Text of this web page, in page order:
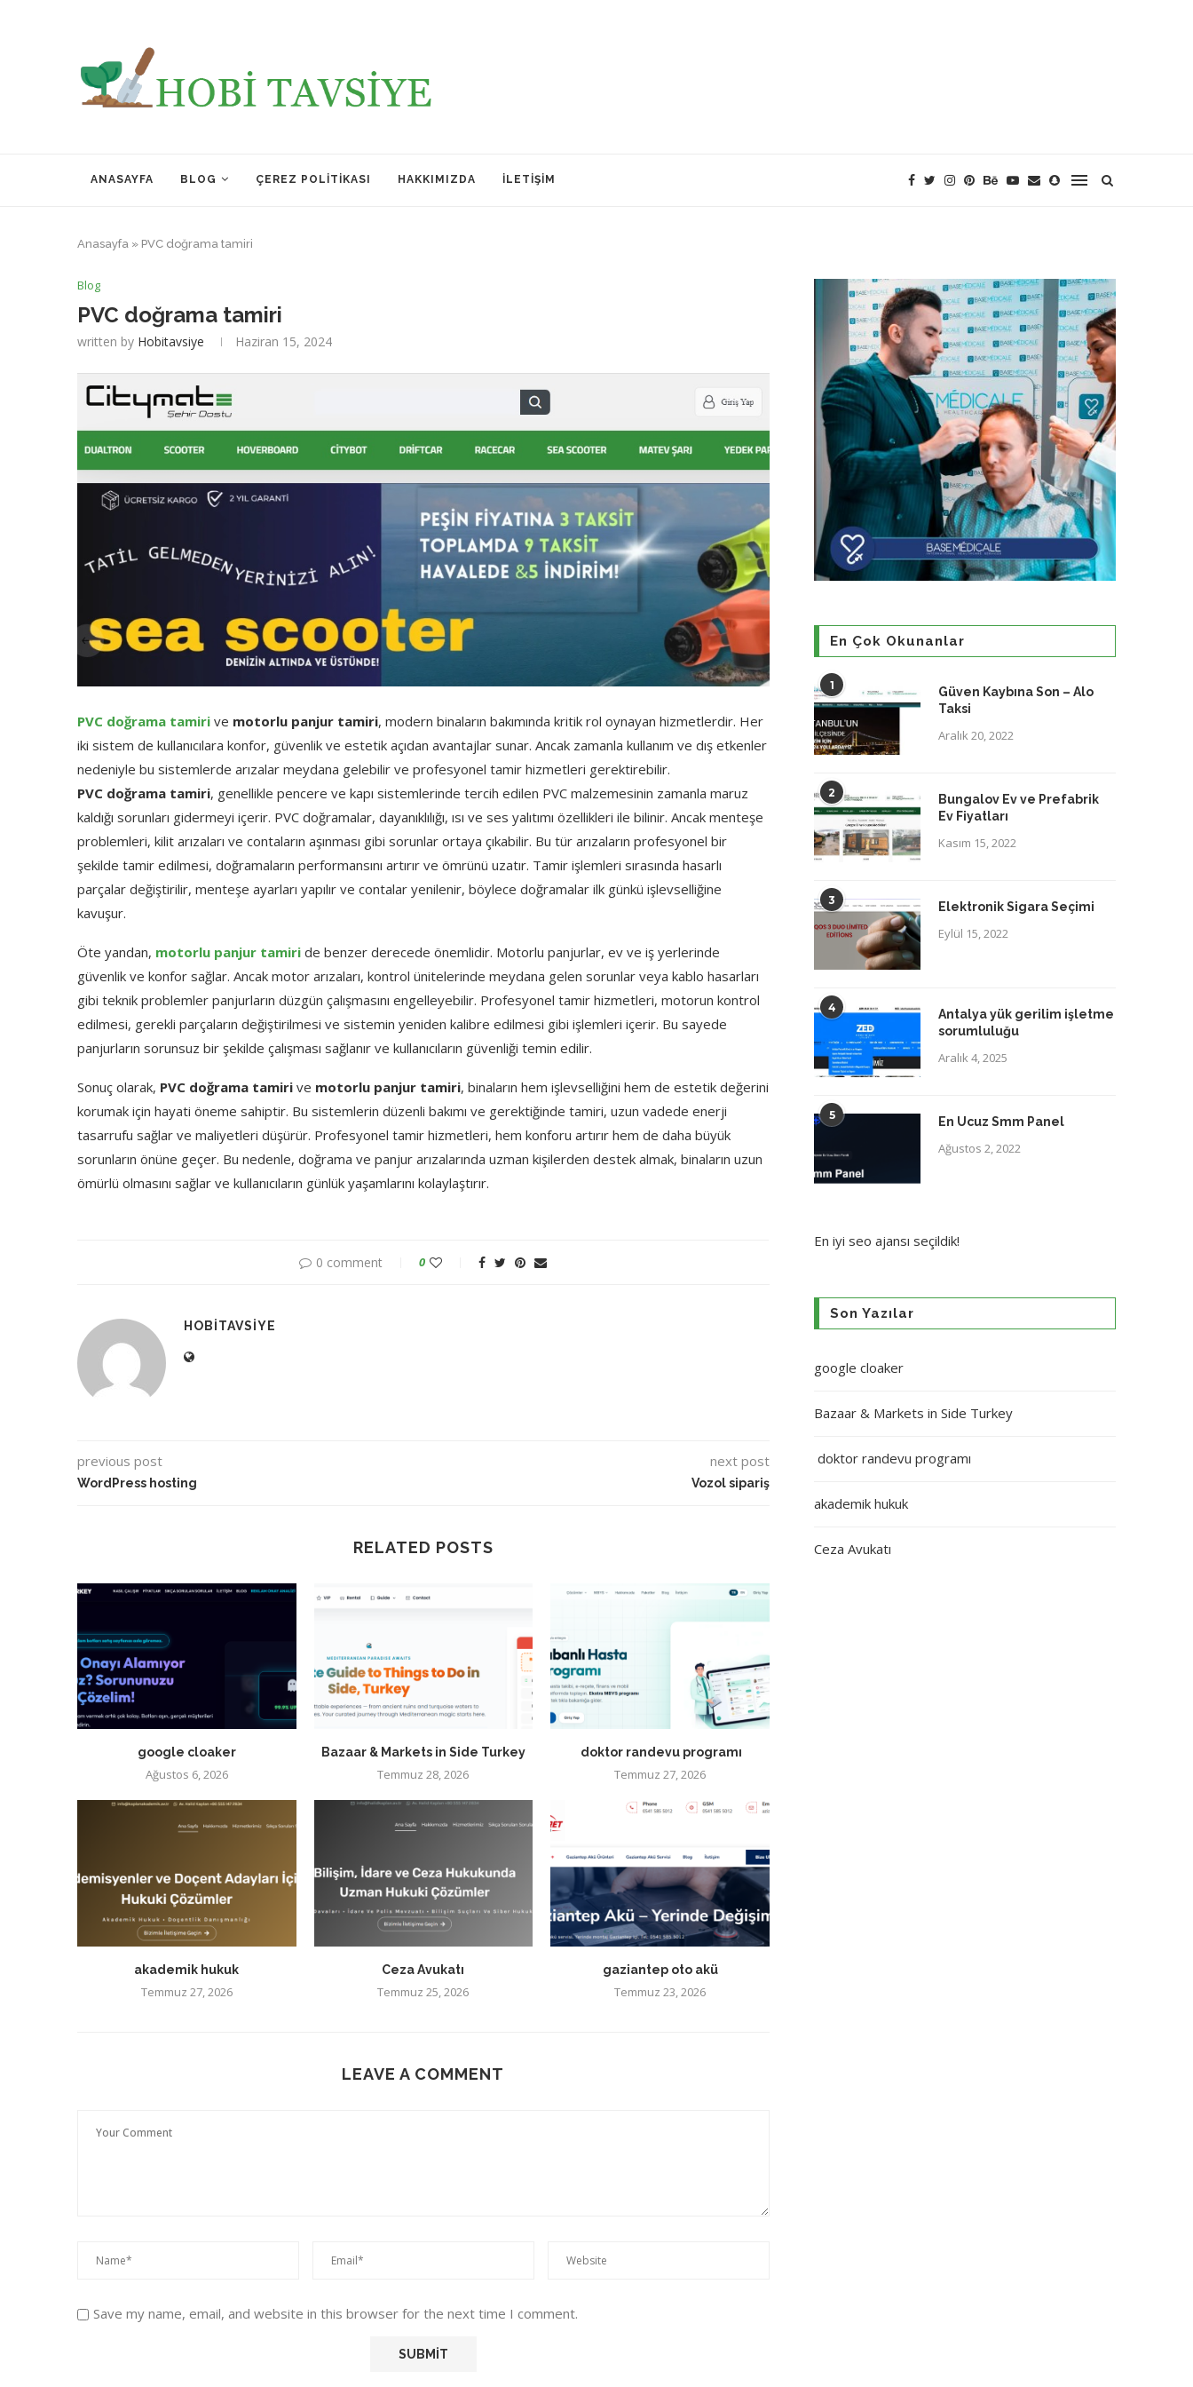
ANASAYFA BLOG ÇEREZ POLITIKASI HAKKIMIZDA İLETIŞIM
Anasayfa » PVC doğrama tamiri
Blog
PVC doğrama tamiri
written by Hobitavsiye Haziran 15, 2024
PVC doğrama tamiri ve motorlu panjur tamiri, modern binaların bakımında kritik rol oynayan hizmetlerdir. Her
iki sistem de kullanıcılara konfor, güvenlik ve estetik açıdan avantajlar sunar. Ancak zamanla kullanım ve dış etkenler
nedeniyle bu sistemlerde arızalar meydana gelebilir ve profesyonel tamir hizmetleri gerektirebilir.
PVC doğrama tamiri, genellikle pencere ve kapı sistemlerinde tercih edilen PVC malzemesinin zamanla maruz
kaldığı sorunları gidermeyi içerir. PVC doğramalar, dayanıklılığı, ısı ve ses yalıtımı özellikleri ile bilinir. Ancak menteşe
problemleri, kilit arızaları ve contaların aşınması gibi sorunlar ortaya çıkabilir. Bu tür arızaların profesyonel bir
şekilde tamir edilmesi, doğramaların performansını artırır ve ömrünü uzatır. Tamir işlemleri sırasında hasarlı
parçalar değiştirilir, menteşe ayarları yapılır ve contalar yenilenir, böylece doğramalar ilk günkü işlevselliğine
kavuşur.
Öte yandan, motorlu panjur tamiri de benzer derecede önemlidir. Motorlu panjurlar, ev ve iş yerlerinde
güvenlik ve konfor sağlar. Ancak motor arızaları, kontrol ünitelerinde meydana gelen sorunlar veya kablo hasarları
gibi teknik problemler panjurların düzgün çalışmasını engelleyebilir. Profesyonel tamir hizmetleri, motorun kontrol
edilmesi, gerekli parçaların değiştirilmesi ve sistemin yeniden kalibre edilmesi gibi işlemleri içerir. Bu sayede
panjurların sorunsuz bir şekilde çalışması sağlanır ve kullanıcıların güvenliği temin edilir.
Sonuç olarak, PVC doğrama tamiri ve motorlu panjur tamiri, binaların hem işlevselliğini hem de estetik değerini
korumak için hayati öneme sahiptir. Bu sistemlerin düzenli bakımı ve gerektiğinde tamiri, uzun vadede enerji
tasarrufu sağlar ve maliyetleri düşürür. Profesyonel tamir hizmetleri, hem konforu artırır hem de daha büyük
sorunların önüne geçer. Bu nedenle, doğrama ve panjur arızalarında uzman kişilerden destek almak, binaların uzun
ömürlü olmasını sağlar ve kullanıcıların günlük yaşamlarını kolaylaştırır.
0 comment 0
HOBITAVSIYE
previous post
WordPress hosting
next post
Vozol sipariş
RELATED POSTS
google cloaker
Ağustos 6, 2026
Bazaar & Markets in Side Turkey
Temmuz 28, 2026
doktor randevu programı
Temmuz 27, 2026
akademik hukuk
Temmuz 27, 2026
Ceza Avukatı
Temmuz 25, 2026
gaziantep oto akü
Temmuz 23, 2026
LEAVE A COMMENT
Save my name, email, and website in this browser for the next time I comment.
En Çok Okunanlar
1
Güven Kaybına Son – Alo
Taksi
Aralık 20, 2022
2
Bungalov Ev ve Prefabrik
Ev Fiyatları
Kasım 15, 2022
3 Elektronik Sigara Seçimi
Eylül 15, 2022
4
Antalya yük gerilim işletme
sorumluluğu
Aralık 4, 2025
5 En Ucuz Smm Panel
Ağustos 2, 2022
En iyi seo ajansı seçildik!
Son Yazılar
google cloaker
Bazaar & Markets in Side Turkey
doktor randevu programı
akademik hukuk
Ceza Avukatı